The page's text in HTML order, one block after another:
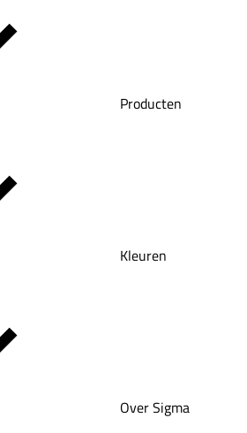
Producten
Kleuren
Over Sigma